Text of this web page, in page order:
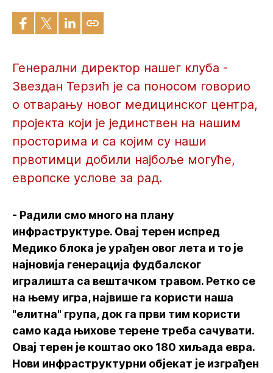
Генерални директор нашег клуба -
Звездан Терзић је са поносом говорио
о отварању новог медицинског центра,
пројекта који је јединствен на нашим
просторима и са којим су наши
првотимци добили најбоље могуће,
европске услове за рад.
- Радили смо много на плану
инфраструктуре. Овај терен испред
Медико блока је урађен овог лета и то је
најновија генерација фудбалског
игралишта са вештачком травом. Ретко се
на њему игра, највише га користи наша
"елитна" група, док га први тим користи
само када њихове терене треба сачувати.
Овај терен је коштао око 180 хиљада евра.
Нови инфраструктурни објекат је изграђен